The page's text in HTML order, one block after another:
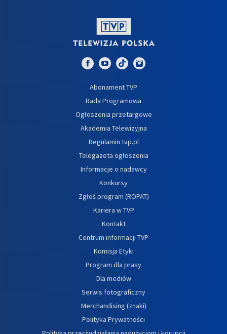
Abonament TVP
Rada Programowa
Ogłoszenia przetargowe
Akademia Telewizyjna
Regulamin tvp.pl
Telegazeta ogłoszenia
Informacje o nadawcy
Konkursy
Zgłoś program (ROPAT)
Kariera w TVP
Kontakt
Centrum informacji TVP
Komisja Etyki
Program dla prasy
Dla mediów
Serwis fotograficzny
Merchandising (znaki)
Polityka Prywatności